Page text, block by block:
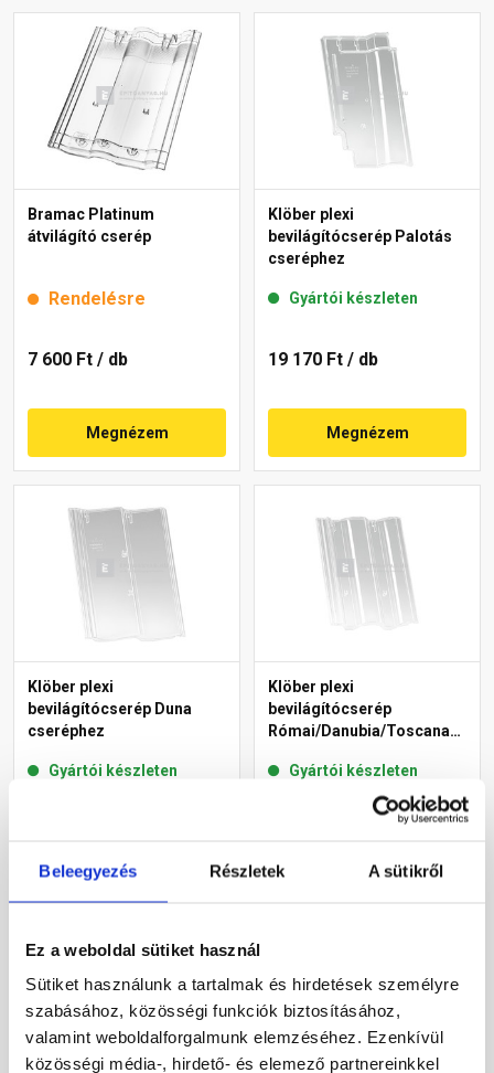
Beleegyezés Részletek A sütikről
Ez a weboldal sütiket használ
Sütiket használunk a tartalmak és hirdetések személyre
szabásához, közösségi funkciók biztosításához,
valamint weboldalforgalmunk elemzéséhez. Ezenkívül
közösségi média-, hirdető- és elemező partnereinkkel
Bramac Platinum
átvilágító cserép
Rendelésre
7 600 Ft / db
Megnézem
Klöber plexi
bevilágítócserép Palotás
cseréphez
Gyártói készleten
19 170 Ft / db
Megnézem
Klöber plexi
bevilágítócserép Duna
cseréphez
Gyártói készleten
Megnézem
Klöber plexi
bevilágítócserép
Római/Danubia/Toscana
Gyártói készleten